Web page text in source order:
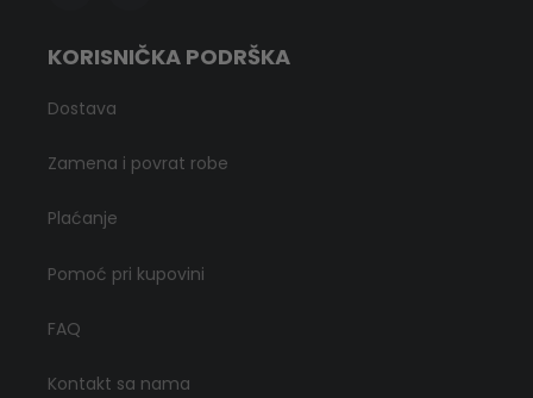
KORISNIČKA PODRŠKA
Dostava
Zamena i povrat robe
Plaćanje
Pomoć pri kupovini
FAQ
Kontakt sa nama